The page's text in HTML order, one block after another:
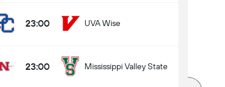
23:00 UVA Wise
23:00 Mississippi Valley State
Eastern Illinois